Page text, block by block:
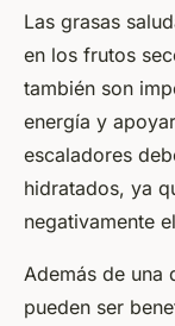
Las grasas
en los frutos
también son
energía y
escaladores
hidratados, ya
negativamente
Además de una
pueden ser